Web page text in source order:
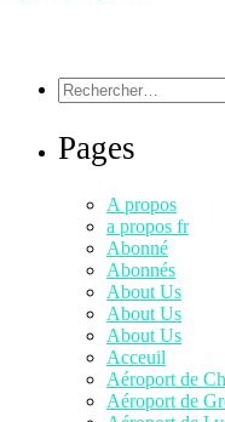
Pages
A propos
a propos fr
Abonné
Abonnés
About Us
About Us
About Us
Acceuil
Aéroport de
Aéroport de